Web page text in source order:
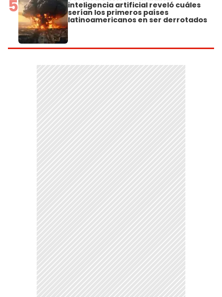
5 inteligencia artificial reveló cuáles
serían los primeros países
latinoamericanos en ser derrotados